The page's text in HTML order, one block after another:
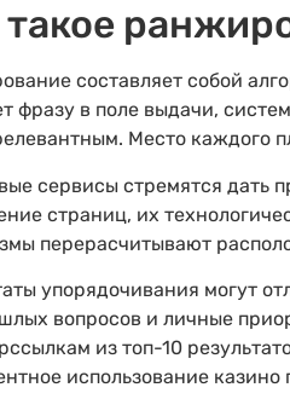
составляет собой
фразу в поле выдачи,
Место каждого
сервисы стремятся дать
страниц, их
перерасчитывают
упорядочивания могут
вопросов и личные
из топ-10
использование